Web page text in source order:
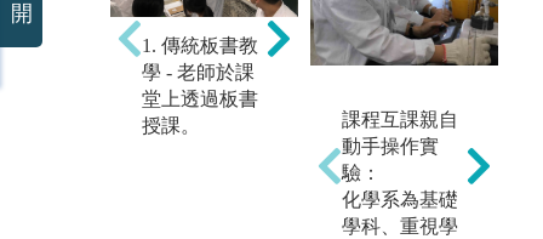
1. 傳統板書教
學 - 老師於課
堂上透過板書
授課。
2. 投影片 - 上
課時用電腦撥
傳統板書，讓
學生可以更深
刻地留下印
象。
課程互課親自
動手操作實
驗：
化學系為基礎
學科、重視學
開